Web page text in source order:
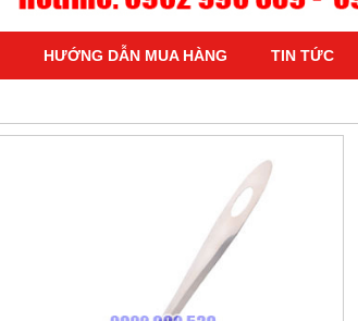
HƯỚNG DẪN MUA HÀNG TIN TỨC